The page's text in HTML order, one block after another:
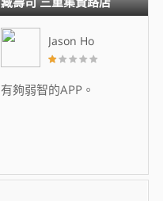
Jason Ho
有夠弱智的APP。